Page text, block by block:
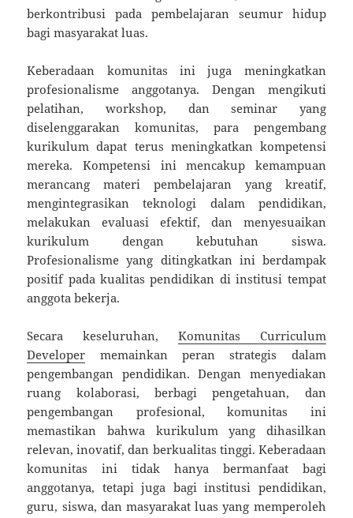
berkontribusi pada pembelajaran seumur hidup
bagi masyarakat luas.
Keberadaan komunitas ini juga meningkatkan
profesionalisme anggotanya. Dengan mengikuti
pelatihan, workshop, dan seminar yang
diselenggarakan komunitas, para pengembang
kurikulum dapat terus meningkatkan kompetensi
mereka. Kompetensi ini mencakup kemampuan
merancang materi pembelajaran yang kreatif,
mengintegrasikan teknologi dalam pendidikan,
melakukan evaluasi efektif, dan menyesuaikan
kurikulum dengan kebutuhan siswa.
Profesionalisme yang ditingkatkan ini berdampak
positif pada kualitas pendidikan di institusi tempat
anggota bekerja.
Secara keseluruhan, Komunitas Curriculum
Developer memainkan peran strategis dalam
pengembangan pendidikan. Dengan menyediakan
ruang kolaborasi, berbagi pengetahuan, dan
pengembangan profesional, komunitas ini
memastikan bahwa kurikulum yang dihasilkan
relevan, inovatif, dan berkualitas tinggi. Keberadaan
komunitas ini tidak hanya bermanfaat bagi
anggotanya, tetapi juga bagi institusi pendidikan,
guru, siswa, dan masyarakat luas yang memperoleh